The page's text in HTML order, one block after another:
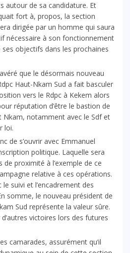
autour de sa candidature. Et
fort à, propos, la section
dirigée par un homme qui saura
nécessaire à son fonctionnement
objectifs dans les prochaines
que le désormais nouveau
Haut-Nkam Sud a fait basculer
vers le Rdpc à Kekem alors
réputation d’être le bastion de
Nkam, notamment avec le Sdf et
loi.
de s’ouvrir avec Emmanuel
politique. Laquelle sera
proximité à l’exemple de ce
relative à ces opérations.
suivi et l’encadrement des
somme, le nouveau président de
Sud représente la valeur sûre.
victoires lors des futures
camarades, assurément qu’il